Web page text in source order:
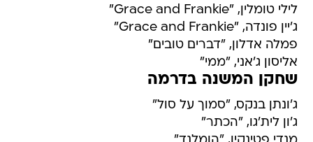
לילי טומלין, "Grace and Frankie"
ג'יין פונדה, "Grace and Frankie"
פמלה אדלון, "דברים טובים"
אליסון ג'אני, "ממי"
שחקן המשנה בדרמה
ג'ונתן בנקס, "סמוך על סול"
ג'ון לית'גו, "הכתר"